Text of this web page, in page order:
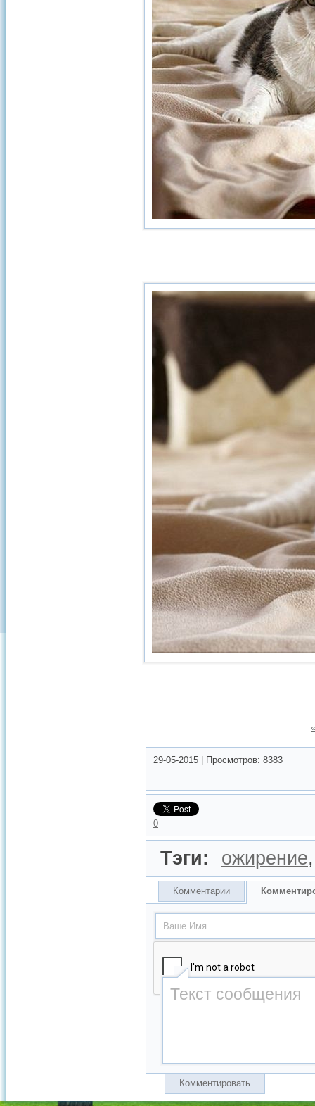
29-05-2015 | Просмотров: 8383
0
Тэги: ожирение
Комментарии
Комментировать